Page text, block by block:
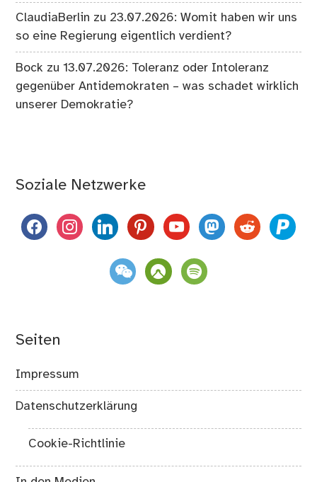
ClaudiaBerlin zu 23.07.2026: Womit haben wir uns
so eine Regierung eigentlich verdient?
Bock zu13.07.2026: Toleranz oder Intoleranz
gegenüber Antidemokraten – was schadet wirklich
unserer Demokratie?
Soziale Netzwerke
facebookinstagramlinkedinpinterestyoutubemastodon
reddit paypal
weixin komootspotify
Seiten
Impressum
Datenschutzerklärung
Cookie-Richtlinie